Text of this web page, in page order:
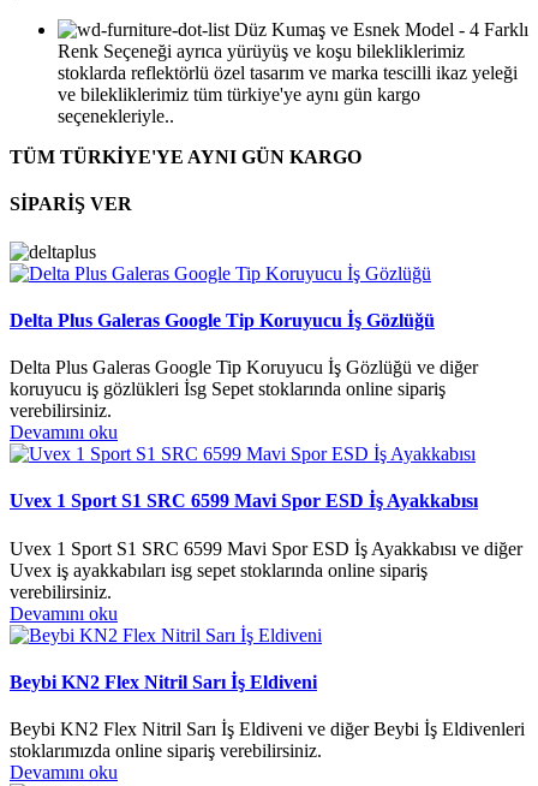
Düz Kumaş ve Esnek Model - 4 Farklı
Renk Seçeneği ayrıca yürüyüş ve koşu bilekliklerimiz
stoklarda reflektörlü özel tasarım ve marka tescilli ikaz yeleği
ve bilekliklerimiz tüm türkiye'ye aynı gün kargo
seçenekleriyle..
TÜM TÜRKİYE'YE AYNI GÜN KARGO
SİPARİŞ VER
Delta Plus Galeras Google Tip Koruyucu İş Gözlüğü
Delta Plus Galeras Google Tip Koruyucu İş Gözlüğü ve diğer
koruyucu iş gözlükleri İsg Sepet stoklarında online sipariş
verebilirsiniz.
Devamını oku
Uvex 1 Sport S1 SRC 6599 Mavi Spor ESD İş Ayakkabısı
Uvex 1 Sport S1 SRC 6599 Mavi Spor ESD İş Ayakkabısı ve diğer
Uvex iş ayakkabıları isg sepet stoklarında online sipariş
verebilirsiniz.
Devamını oku
Beybi KN2 Flex Nitril Sarı İş Eldiveni
Beybi KN2 Flex Nitril Sarı İş Eldiveni ve diğer Beybi İş Eldivenleri
stoklarımızda online sipariş verebilirsiniz.
Devamını oku